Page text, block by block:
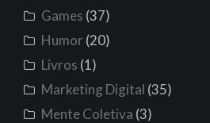
Games (37)
Humor (20)
Livros (1)
Marketing Digital (35)
Mente Coletiva (3)